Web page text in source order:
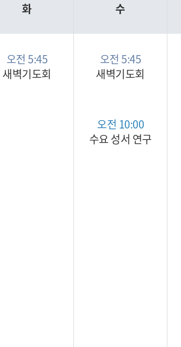
화 수
오전 5:45
새벽기도회
오전 5:45
새벽기도회
오전 10:00
수요 성서 연구